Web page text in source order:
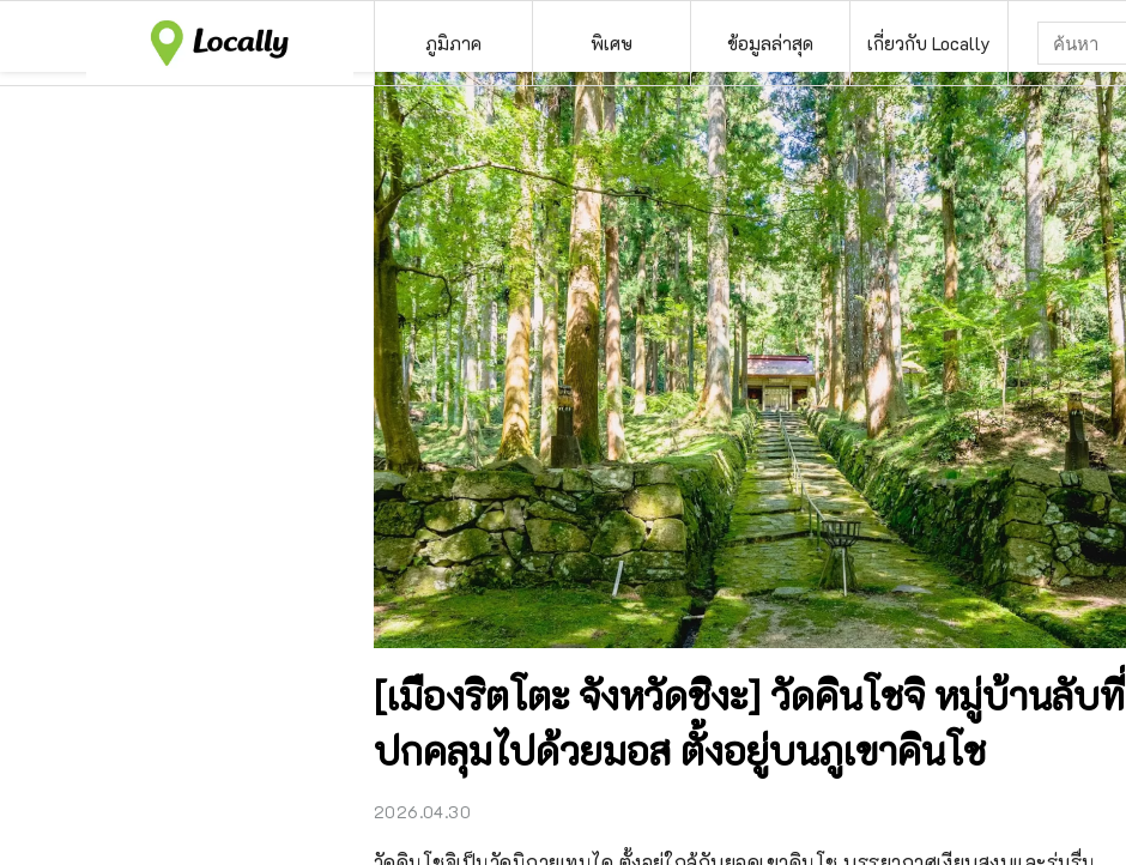
ภูมิภาค พิเศษ ข้อมูลล่าสุด เกี่ยวกับ Locally
[เมืองริตโตะ จังหวัดชิงะ] วัดคินโชจิ หมู่บ้านลับที่
ปกคลุมไปด้วยมอส ตั้งอยู่บนภูเขาคินโช
2026.04.30